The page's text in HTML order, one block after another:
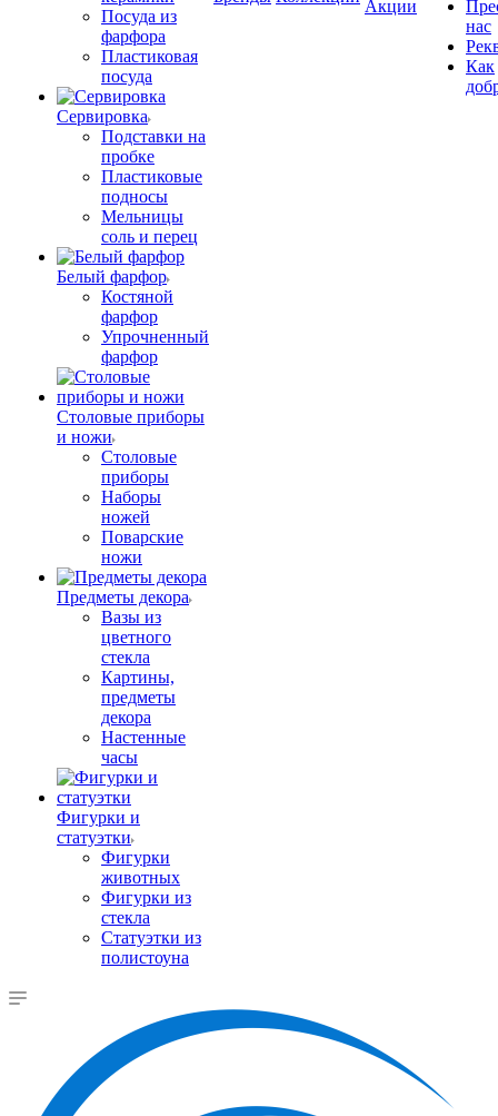
Посуда из
фарфора
Пластиковая
посуда
Сервировка
Подставки на
пробке
Пластиковые
подносы
Мельницы
соль и перец
Белый фарфор
Костяной
фарфор
Упрочненный
фарфор
Столовые приборы
и ножи
Столовые
приборы
Наборы
ножей
Поварские
ножи
Предметы декора
Вазы из
цветного
стекла
Картины,
предметы
декора
Настенные
часы
Фигурки и
статуэтки
Фигурки
животных
Фигурки из
стекла
Статуэтки из
полистоуна
Акции
нас
Как